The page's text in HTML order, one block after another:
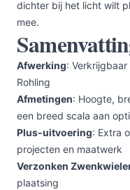
dichter bij het licht wilt
mee.
Afwerking:
Rohling
Afmetingen: Hoogte,
een breed scala aan
Plus-uitvoering: Extra
projecten en maatwerk
Verzonken
plaatsing